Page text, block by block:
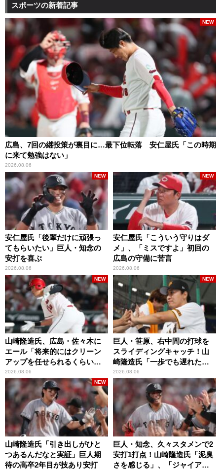
スポーツの新着記事
広島、7回の継投策が裏目に…最下位転落 安仁屋氏「この時期
に来て勉強はない」
2026.08.06
NEW
安仁屋氏「後輩だけに頑張っ
てもらいたい」巨人・知念の
安打を喜ぶ
2026.08.06
NEW
安仁屋氏「こういう守りはダ
メ」、「ミスですよ」初回の
広島の守備に苦言
2026.08.06
NEW
山崎隆造氏、広島・佐々木に
エール「将来的にはクリーン
アップを任せられるくらいま
では成長して」
2026.08.06
NEW
巨人・笹原、右中間の打球を
スライディングキャッチ！山
崎隆造氏「一歩でも遅れた
ら…」
2026.08.06
NEW
山崎隆造氏「引き出しがひと
つあるんだなと実証」巨人期
待の高卒2年目が技あり安打
NEW
巨人・知念、久々スタメンで2
安打1打点！山崎隆造氏「泥臭
さを感じる」、「ジャイアン